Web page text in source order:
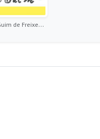
cartell Festa Major de Sant Guim de Freixenet 2023